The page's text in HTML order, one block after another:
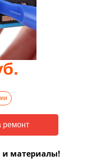
и материалы!